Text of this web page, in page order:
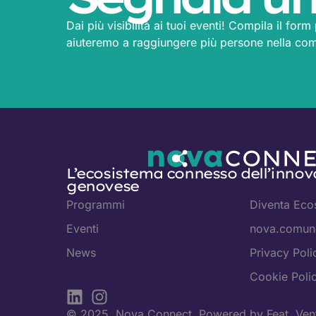
Dai più visibilità ai tuoi eventi! Compila il
aiuteremo a raggiungere più persone nella
L’ecosistema connesso
genovese
Programmi
Eventi
News
Diventa
Privacy
Cookie